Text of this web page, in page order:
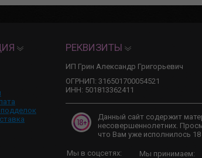
подделок
РЕКВИЗИТЫ
ИП Грин Александр Григорьевич
ОГРНИП: 316501700054521
ИНН: 501813362411
Данный сайт содержит
несовершеннолетних.
что Вам уже исполнилось 18
Мы в соцсетях: Мы принимаем: